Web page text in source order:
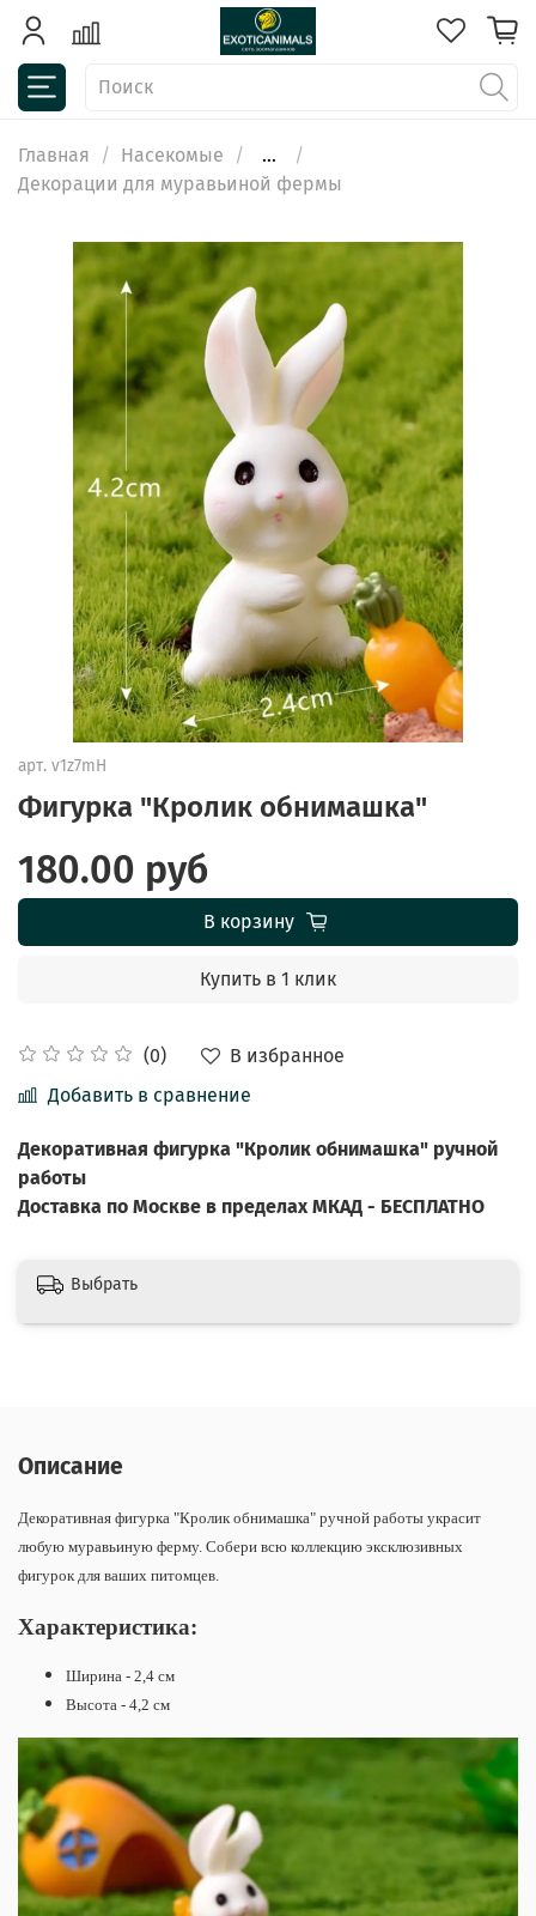
Главная Насекомые
...
Декорации для муравьиной фермы
арт. v1z7mH
Фигурка "Кролик обнимашка"
(0)
В избранное
Добавить в сравнение
180.00 руб
В корзину
Купить в 1 клик
Декоративная фигурка "Кролик обнимашка" ручной
работы
Доставка по Москве в пределах МКАД - БЕСПЛАТНО
Выбрать
Описание
Декоративная фигурка "Кролик обнимашка" ручной работы украсит
любую муравьиную ферму. Собери всю коллекцию эксклюзивных
фигурок для ваших питомцев.
Характеристика:
Ширина - 2,4 см
Высота - 4,2 см